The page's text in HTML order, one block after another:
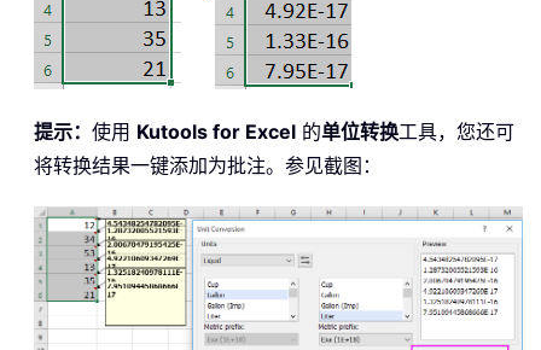
提示： 使用 Kutools for Excel 的单位转换工具，您还可
将转换结果一键添加为批注。参见截图：